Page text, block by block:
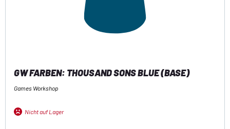
GW FARBEN: THOUSAND SONS BLUE (BASE)
Games Workshop
Nicht auf Lager